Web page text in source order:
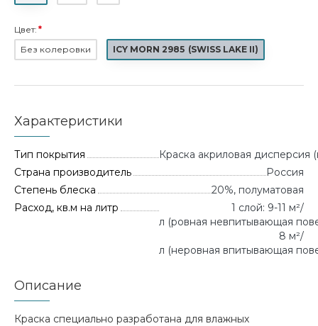
Цвет:
Без колеровки
ICY MORN 2985 (SWISS LAKE II)
Характеристики
Тип покрытия
Краска акриловая дисперсия
Страна производитель
Россия
Степень блеска
20%, полуматовая
Расход, кв.м на литр
1 слой: 9-11 м²/
л (ровная невпитывающая
8 м²/
л (неровная впитывающая
Описание
Краска специально разработана для влажных